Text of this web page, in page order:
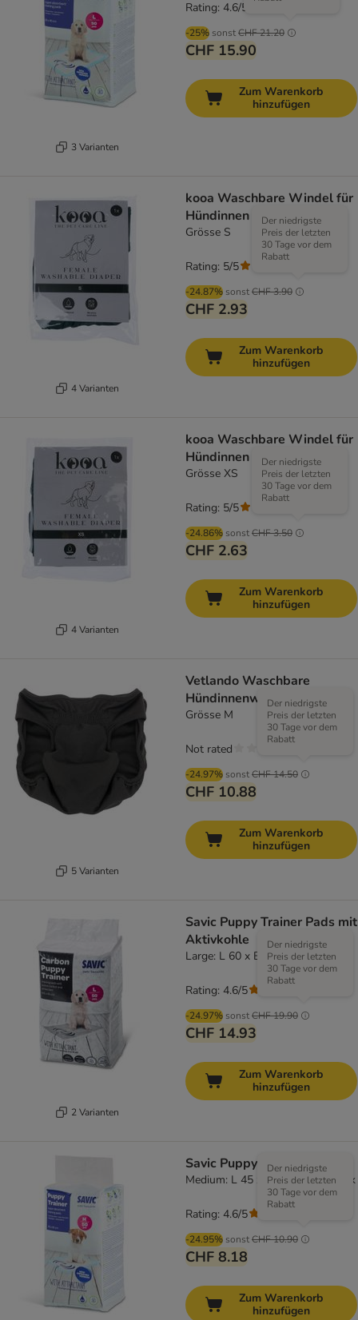
3 Varianten
-25% sonstCHF 21.20
CHF 15.90
Rating: 4.6/5
Zum Warenkorb
hinzufügen
4 Varianten
kooa Waschbare Windel für
Hündinnen
Grösse S
-24.87% sonstCHF 3.90
Der niedrigste
Preis der letzten
30 Tage vor dem
Rabatt
CHF 2.93
Rating: 5/5
Zum Warenkorb
hinzufügen
4 Varianten
kooa Waschbare Windel für
Hündinnen
Grösse XS
-24.86% sonstCHF 3.50
Der niedrigste
Preis der letzten
30 Tage vor dem
Rabatt
CHF 2.63
Rating: 5/5
Zum Warenkorb
hinzufügen
5 Varianten
Vetlando Waschbare
Hündinnenwindel
Grösse M
-24.97% sonstCHF 14.50
Der niedrigste
Preis der letzten
30 Tage vor dem
Rabatt
CHF 10.88
Not rated
Zum Warenkorb
hinzufügen
2 Varianten
Savic Puppy Trainer Pads mit
Aktivkohle
Large: L 60 x B 45 cm, 50 Stück
-24.97% sonstCHF 19.90
Der niedrigste
Preis der letzten
30 Tage vor dem
Rabatt
CHF 14.93
Rating: 4.6/5
Zum Warenkorb
hinzufügen
Savic Puppy Trainer Pads
Medium: L 45 x B 30 cm, 50 Stück
-24.95% sonstCHF 10.90
Der niedrigste
Preis der letzten
30 Tage vor dem
Rabatt
CHF 8.18
Rating: 4.6/5
Zum Warenkorb
hinzufügen